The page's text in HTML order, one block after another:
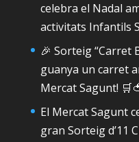
celebra el Nadal
activitats Infantils
🎉 Sorteig “Carret
guanya un carret
Mercat Sagunt!
El Mercat Sagunt
gran Sorteig d’11